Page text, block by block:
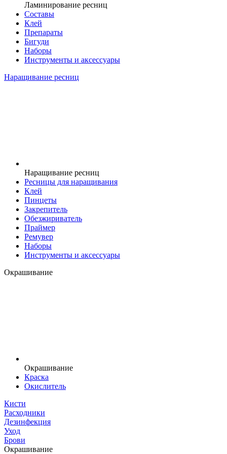
Ламинирование ресниц
Составы
Клей
Препараты
Бигуди
Наборы
Инструменты и аксессуары
Наращивание ресниц
Наращивание ресниц
Ресницы для наращивания
Клей
Пинцеты
Закрепитель
Обезжириватель
Праймер
Ремувер
Наборы
Инструменты и аксессуары
Окрашивание
Окрашивание
Краска
Окислитель
Кисти
Расходники
Дезинфекция
Уход
Брови
Окрашивание